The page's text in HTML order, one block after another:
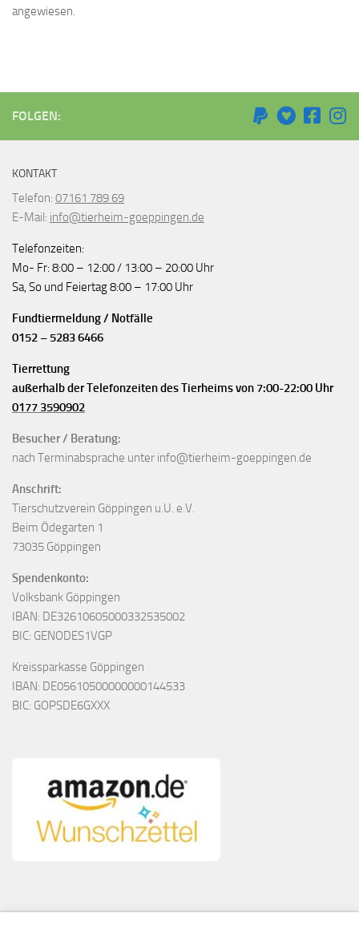
angewiesen.
FOLGEN:
KONTAKT
Telefon: 07161 789 69
E-Mail: info@tierheim-goeppingen.de
Telefonzeiten:
Mo- Fr: 8:00 – 12:00 / 13:00 – 20:00 Uhr
Sa, So und Feiertag 8:00 – 17:00 Uhr
Fundtiermeldung / Notfälle
0152 – 5283 6466
Tierrettung
außerhalb der Telefonzeiten des Tierheims von 7:00-22:00 Uhr
0177 3590902
Besucher / Beratung:
nach Terminabsprache unter info@tierheim-goeppingen.de
Anschrift:
Tierschutzverein Göppingen u.U. e.V.
Beim Ödegarten 1
73035 Göppingen
Spendenkonto:
Volksbank Göppingen
IBAN: DE32610605000332535002
BIC: GENODES1VGP
Kreissparkasse Göppingen
IBAN: DE05610500000000144533
BIC: GOPSDE6GXXX